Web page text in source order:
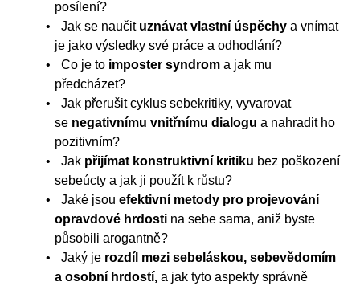
posílení?
Jak se naučit uznávat vlastní úspěchya vnímat
je jako výsledky své práce a odhodlání?
Co je toimposter syndroma jak mu
předcházet?
Jak přerušit cyklus sebekritiky, vyvarovat
se negativnímu vnitřnímu dialogu a nahradit ho
pozitivním?
Jak přijímat konstruktivní kritiku bez poškození
sebeúcty a jak ji použít k růstu?
Jaké jsou efektivní metody pro projevování
opravdové hrdosti na sebe sama, aniž byste
působili arogantně?
Jaký je rozdíl mezi sebeláskou, sebevědomím
a osobní hrdostí, a jak tyto aspekty správně